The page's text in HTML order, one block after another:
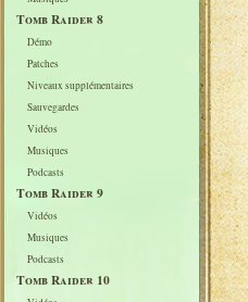
Tomb Raider 8
Démo
Patches
Niveaux supplémentaires
Sauvegardes
Vidéos
Musiques
Podcasts
Tomb Raider 9
Vidéos
Musiques
Podcasts
Tomb Raider 10